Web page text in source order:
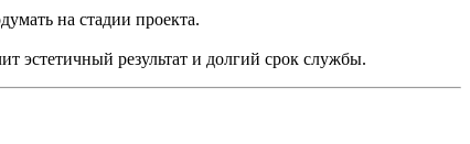
на стадии проекта.
эстетичный результат и долгий срок службы.